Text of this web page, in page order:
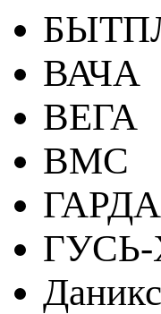
ВАЧА
ВЕГА
ВМС
Даникс